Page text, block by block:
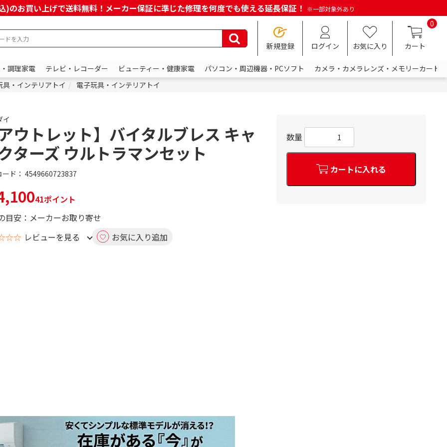
のお買い上げで送料無料！メーカー保証に準じた修理を何度でも使える延長保証！ ※一部対象外あり
新規登録 ログイン お気に入り
0
カート
調理家電 テレビ・レコーダー ビューティー・健康家電 パソコン・周辺機器・PCソフト
カメラ・カメラレンズ・メモリーカード
具・インテリアトイ
電子玩具・インテリアトイ
イ
ウトレット】バイタルブレス キャ
ターズ ウルトラマンセット
ド： 4549660723837
41ポイント
目安：メーカーお取り寄せ
レビューを見る お気に入り追加
数量
カートに入れる